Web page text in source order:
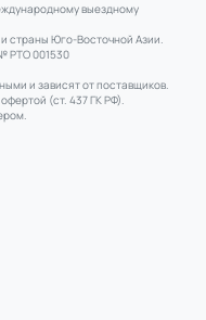
выездному
страны Юго-Восточной Азии.
РТО 001530
и зависят от поставщиков.
(ст. 437 ГК РФ).